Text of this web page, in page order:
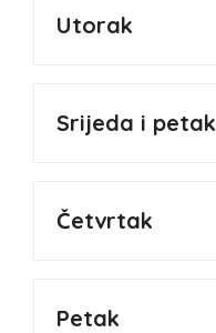
Utorak
Srijeda i petak
Četvrtak
Petak